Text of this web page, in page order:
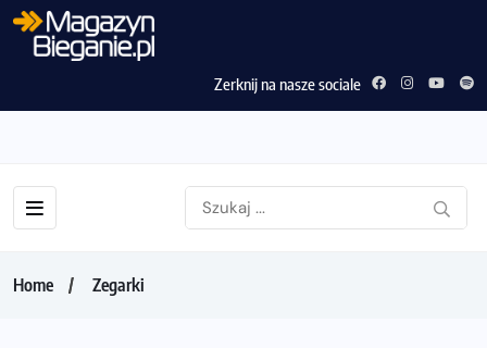
Zerknij na nasze sociale
Home Zegarki